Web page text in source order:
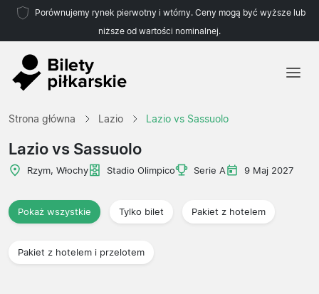
Porównujemy rynek pierwotny i wtórny. Ceny mogą być wyższe lub
niższe od wartości nominalnej.
Strona główna Lazio Lazio vs Sassuolo
Lazio vs Sassuolo
Rzym, Włochy Stadio Olimpico Serie A 9 Maj 2027
Pokaż wszystkie Tylko bilet Pakiet z hotelem
Pakiet z hotelem i przelotem